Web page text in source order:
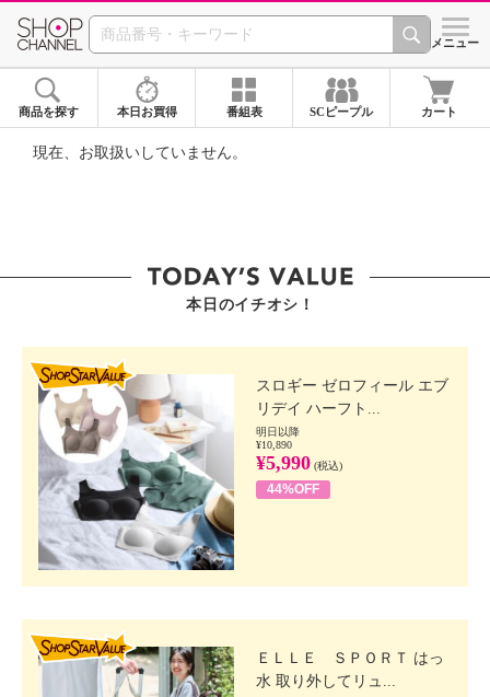
SHOP CHANNEL ショッ
メニュー
商品を探す 本日お買得 番組表 SCピープル カート
現在、お取扱いしていません。
本日のイチオシ！
スロギー ゼロフィール エブ
リデイ ハーフト...
明日以降
¥10,890
¥5,990 (税込)
44%OFF
ＥＬＬＥ ＳＰＯＲＴ はっ
水 取り外してリュ...